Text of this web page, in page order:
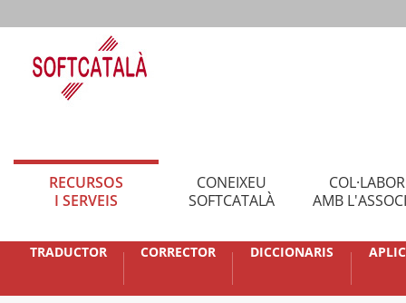
RECURSOS
I SERVEIS
CONEIXEU
SOFTCATALÀ
AMB
TRADUCTOR CORRECTOR DICCIONARIS